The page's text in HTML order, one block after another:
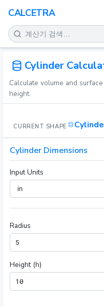
CALCETRA
수학
변환
과학
기타 도구
Cylinder
Calculate volume and
height.
CURRENT SHAPE
Cylinder Dimensions
Input Units
Radius
Height (h)